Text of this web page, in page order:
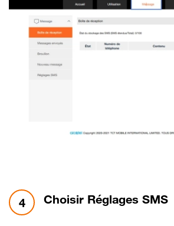
4 étape 4:
Choisir Réglages SMS